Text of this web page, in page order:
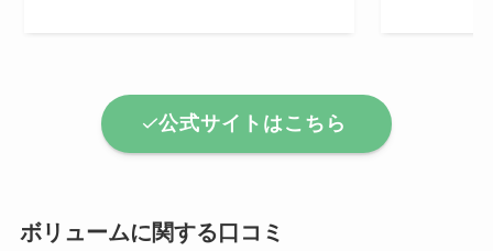
公式サイトはこちら
ボリュームに関する口コミ